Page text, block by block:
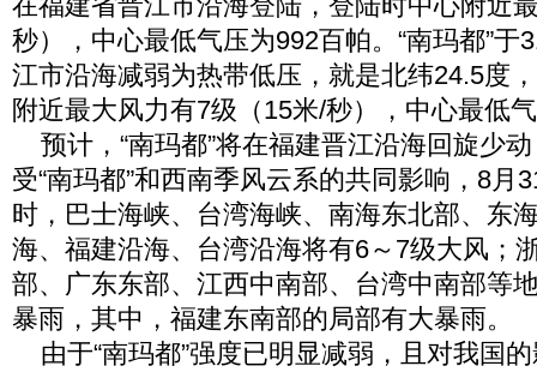
秒），中心最低气压为992百帕。“南玛都”于
江市沿海减弱为热带低压，就是北纬24.5度
附近最大风力有7级（15米/秒），中心最低
预计，“南玛都”将在福建晋江沿海回旋少
受“南玛都”和西南季风云系的共同影响，8月
时，巴士海峡、台湾海峡、南海东北部、东
海、福建沿海、台湾沿海将有6～7级大风；
部、广东东部、江西中南部、台湾中南部等
暴雨，其中，福建东南部的局部有大暴雨。
由于“南玛都”强度已明显减弱，且对我国